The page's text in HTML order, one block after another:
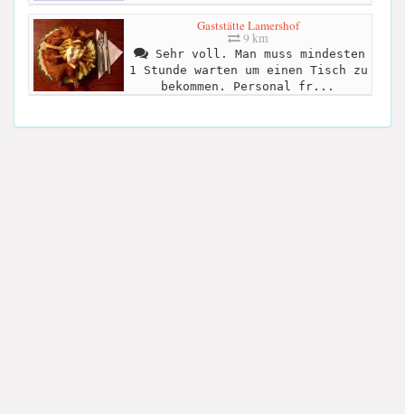
Gaststätte Lamershof
9 km
Sehr voll. Man muss mindesten
1 Stunde warten um einen Tisch zu
bekommen. Personal fr...